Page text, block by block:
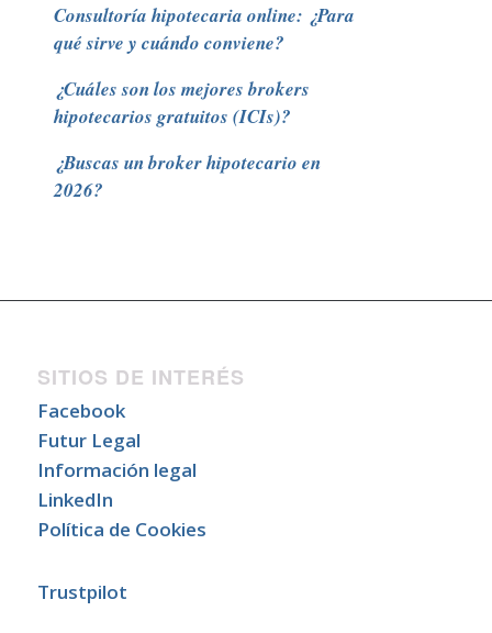
Consultoría hipotecaria online: ¿Para
qué sirve y cuándo conviene?
¿Cuáles son los mejores brokers
hipotecarios gratuitos (ICIs)?
¿Buscas un broker hipotecario en
2026?
SITIOS DE INTERÉS
Facebook
Futur Legal
Información legal
LinkedIn
Política de Cookies
Trustpilot